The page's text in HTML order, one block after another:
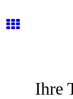
Ihre